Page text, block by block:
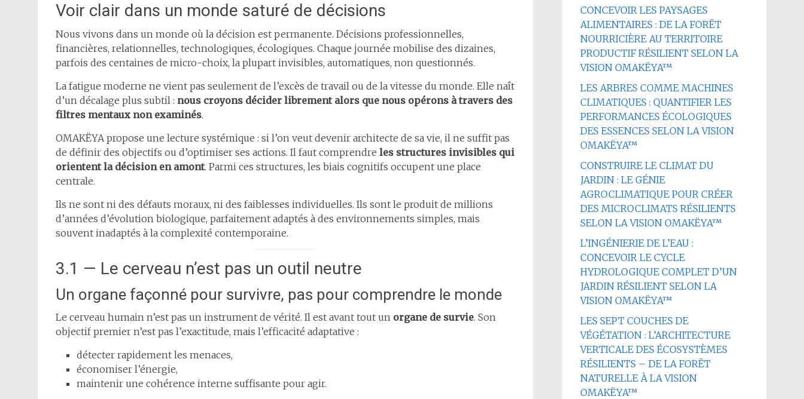
Voir clair dans un monde saturé de décisions
Nous vivons dans un monde où la décision est permanente. Décisions professionnelles,
financières, relationnelles, technologiques, écologiques. Chaque journée mobilise des dizaines,
parfois des centaines de micro-choix, la plupart invisibles, automatiques, non questionnés.
La fatigue moderne ne vient pas seulement de l’excès de travail ou de la vitesse du monde. Elle naît
d’un décalage plus subtil : nous croyons décider librement alors que nous opérons à travers des
filtres mentaux non examinés.
OMAKËYA propose une lecture systémique : si l’on veut devenir architecte de sa vie, il ne suffit pas
de définir des objectifs ou d’optimiser ses actions. Il faut comprendre les structures invisibles qui
orientent la décision en amont. Parmi ces structures, les biais cognitifs occupent une place
centrale.
Ils ne sont ni des défauts moraux, ni des faiblesses individuelles. Ils sont le produit de millions
d’années d’évolution biologique, parfaitement adaptés à des environnements simples, mais
souvent inadaptés à la complexité contemporaine.
3.1 — Le cerveau n’est pas un outil neutre
Un organe façonné pour survivre, pas pour comprendre le monde
Le cerveau humain n’est pas un instrument de vérité. Il est avant tout un organe de survie. Son
objectif premier n’est pas l’exactitude, mais l’efficacité adaptative :
détecter rapidement les menaces,
économiser l’énergie,
maintenir une cohérence interne suffisante pour agir.
CONCEVOIR LES PAYSAGES
ALIMENTAIRES : DE LA FORÊT
NOURRICIÈRE AU TERRITOIRE
PRODUCTIF RÉSILIENT SELON LA
VISION OMAKËYA™
LES ARBRES COMME MACHINES
CLIMATIQUES : QUANTIFIER LES
PERFORMANCES ÉCOLOGIQUES
DES ESSENCES SELON LA VISION
OMAKËYA™
CONSTRUIRE LE CLIMAT DU
JARDIN : LE GÉNIE
AGROCLIMATIQUE POUR CRÉER
DES MICROCLIMATS RÉSILIENTS
SELON LA VISION OMAKËYA™
L’INGÉNIERIE DE L’EAU :
CONCEVOIR LE CYCLE
HYDROLOGIQUE COMPLET D’UN
JARDIN RÉSILIENT SELON LA
VISION OMAKËYA™
LES SEPT COUCHES DE
VÉGÉTATION : L’ARCHITECTURE
VERTICALE DES ÉCOSYSTÈMES
RÉSILIENTS – DE LA FORÊT
NATURELLE À LA VISION
OMAKËYA™